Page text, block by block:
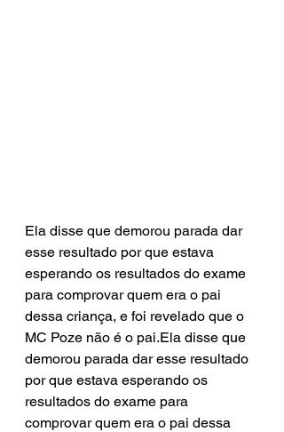
Ela disse que demorou parada dar
esse resultado por que estava
esperando os resultados do exame
para comprovar quem era o pai
dessa criança, e foi revelado que o
MC Poze não é o pai.Ela disse que
demorou parada dar esse resultado
por que estava esperando os
resultados do exame para
comprovar quem era o pai dessa